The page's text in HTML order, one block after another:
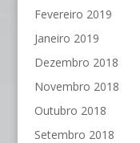
Fevereiro 2019
Janeiro 2019
Dezembro 2018
Novembro 2018
Outubro 2018
Setembro 2018